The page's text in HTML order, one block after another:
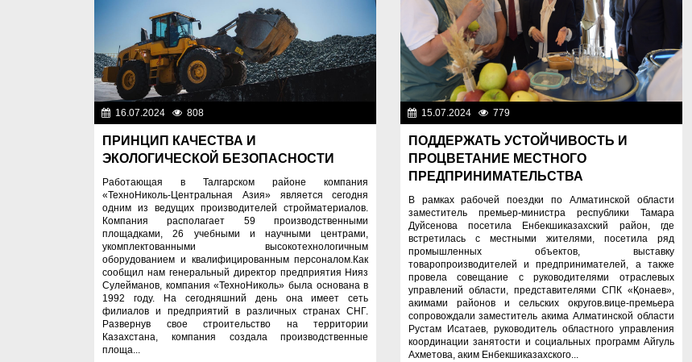
16.07.2024 808
ПРИНЦИП КАЧЕСТВА И
ЭКОЛОГИЧЕСКОЙ БЕЗОПАСНОСТИ
Работающая в Талгарском районе компания
«ТехноНиколь-Центральная Азия» является сегодня
одним из ведущих производителей стройматериалов.
Компания располагает 59 производственными
площадками, 26 учебными и научными центрами,
укомплектованными высокотехнологичным
оборудованием и квалифицированным персоналом.Как
сообщил нам генеральный директор предприятия Нияз
Сулейманов, компания «ТехноНиколь» была основана в
1992 году. На сегодняшний день она имеет сеть
филиалов и предприятий в различных странах СНГ.
Развернув свое строительство на территории
Казахстана, компания создала производственные
площа...
15.07.2024 779
ПОДДЕРЖАТЬ УСТОЙЧИВОСТЬ И
ПРОЦВЕТАНИЕ МЕСТНОГО
ПРЕДПРИНИМАТЕЛЬСТВА
В рамках рабочей поездки по Алматинской области
заместитель премьер-министра республики Тамара
Дуйсенова посетила Енбекшиказахский район, где
встретилась с местными жителями, посетила ряд
промышленных объектов, выставку
товаропроизводителей и предпринимателей, а также
провела совещание с руководителями отраслевых
управлений области, представителями СПК «Қонаев»,
акимами районов и сельских округов.вице-премьера
сопровождали заместитель акима Алматинской области
Рустам Исатаев, руководитель областного управления
координации занятости и социальных программ Айгуль
Ахметова, аким Енбекшиказахского...